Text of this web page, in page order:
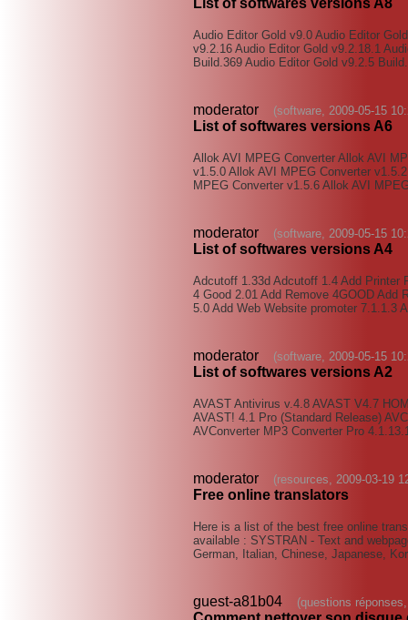
Audio Editor Gold v9.0 Audio Editor
v9.2.16 Audio Editor Gold v9.2.18.1
Build.369 Audio Editor Gold v9.2.5
moderator (software, 2009-05-15
List of softwares versions A6
Allok AVI MPEG Converter Allok AVI
v1.5.0 Allok AVI MPEG Converter
MPEG Converter v1.5.6 Allok AVI
moderator (software, 2009-05-15
List of softwares versions A4
Adcutoff 1.33d Adcutoff 1.4 Add Printer
4 Good 2.01 Add Remove 4GOOD Add
5.0 Add Web Website promoter 7.1.1.3
moderator (software, 2009-05-15
List of softwares versions A2
AVAST Antivirus v.4.8 AVAST V4.7
AVAST! 4.1 Pro (Standard Release)
AVConverter MP3 Converter Pro
moderator (resources, 2009-03-19
Free online translators
Here is a list of the best free online
available : SYSTRAN - Text and
German, Italian, Chinese, Japanese,
guest-a81b04 (questions